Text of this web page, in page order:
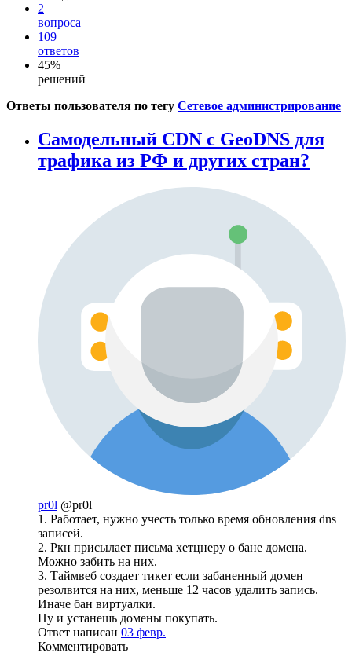
2
вопроса
109
ответов
45%
решений
Ответы пользователя по тегу Сетевое администрирование
Самодельный CDN с GeoDNS для
трафика из РФ и других стран?
pr0l @pr0l
1. Работает, нужно учесть только время обновления dns
записей.
2. Ркн присылает письма хетцнеру о бане домена.
Можно забить на них.
3. Таймвеб создает тикет если забаненный домен
резолвится на них, меньше 12 часов удалить запись.
Иначе бан виртуалки.
Ну и устанешь домены покупать.
Ответ написан 03 февр.
Комментировать